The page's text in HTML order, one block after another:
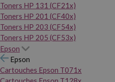
Toners HP 131 (CF21x)
Toners HP 201 (CF40x)
Toners HP 203 (CF54x)
Toners HP 205 (CF53x)
Epson
Epson
Cartouches Epson T071x